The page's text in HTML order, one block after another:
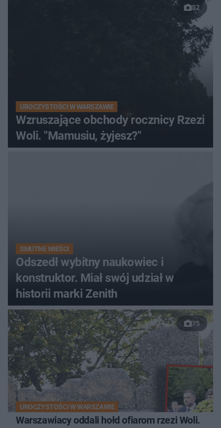
52
UROCZYSTOŚCI W WARSZAWIE
Wzruszające obchody rocznicy Rzezi
Woli. "Mamusiu, żyjesz?"
SMUTNE WIEŚCI
Odszedł wybitny naukowiec i
konstruktor. Miał swój udział w
historii marki Zenith
75
UROCZYSTOŚCI W WARSZAWIE
Warszawiacy oddali hołd ofiarom rzezi Woli.